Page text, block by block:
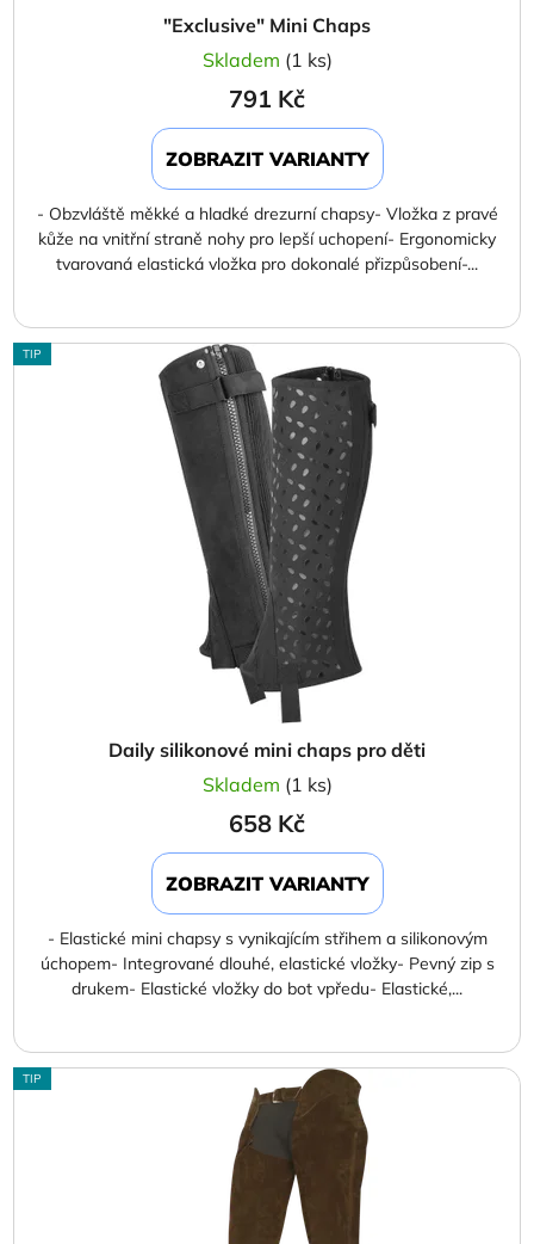
"Exclusive" Mini Chaps
Skladem (1 ks)
791 Kč
ZOBRAZIT VARIANTY
- Obzvláště měkké a hladké drezurní chapsy- Vložka z pravé
kůže na vnitřní straně nohy pro lepší uchopení- Ergonomicky
tvarovaná elastická vložka pro dokonalé přizpůsobení-...
TIP
Daily silikonové mini chaps pro děti
Skladem (1 ks)
658 Kč
ZOBRAZIT VARIANTY
- Elastické mini chapsy s vynikajícím střihem a silikonovým
úchopem- Integrované dlouhé, elastické vložky- Pevný zip s
drukem- Elastické vložky do bot vpředu- Elastické,...
TIP